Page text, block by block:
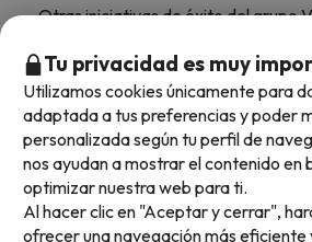
Otras iniciativas de éxito del grupo
España) y Amimir.com, el buscador
de 1.000.000 de alojamientos
reservar y viajar por todo
Tu privacidad es muy
Utilizamos cookies únicamente para
adaptada a tus preferencias y poder
personalizada según tu perfil de
nos ayudan a mostrar el contenido en
optimizar nuestra web para ti.
Al hacer clic en "Aceptar y cerrar",
ofrecer una navegación más eficiente